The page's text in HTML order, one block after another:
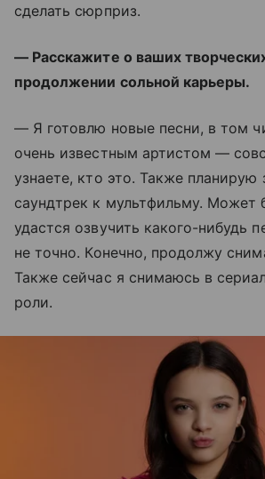
сделать сюрприз.
— Расскажите о ваших
продолжении сольной карьеры.
— Я готовлю новые песни, в том
очень известным артистом —
узнаете, кто это. Также планирую
саундтрек к мультфильму. Может
удастся озвучить какого-нибудь
не точно. Конечно, продолжу
Также сейчас я снимаюсь в
роли.